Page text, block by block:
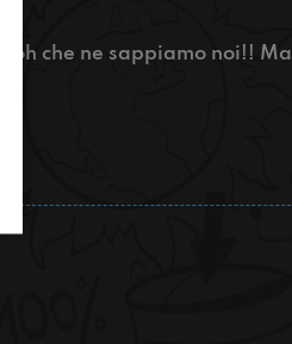
che ne sappiamo noi!! Ma